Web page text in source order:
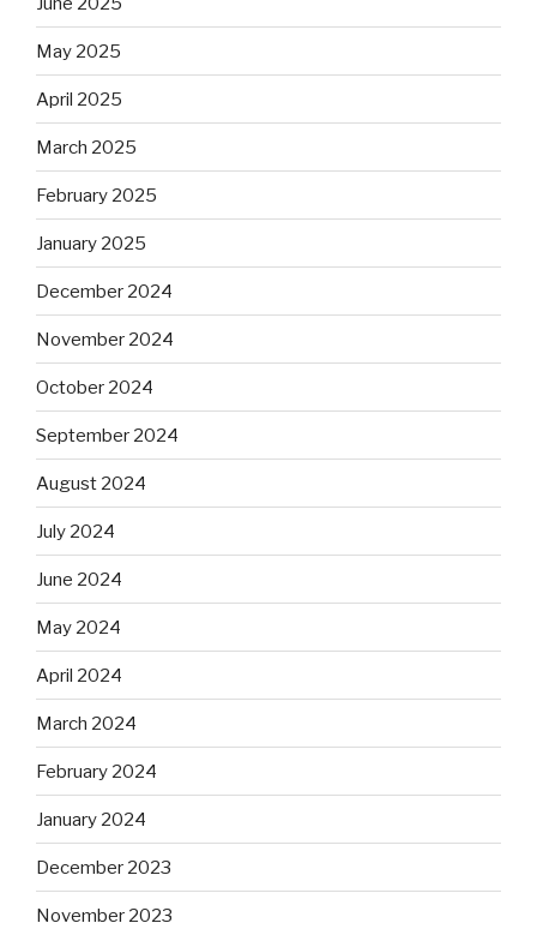
May 2025
April 2025
March 2025
February 2025
January 2025
December 2024
November 2024
October 2024
September 2024
August 2024
July 2024
June 2024
May 2024
April 2024
March 2024
February 2024
January 2024
December 2023
November 2023